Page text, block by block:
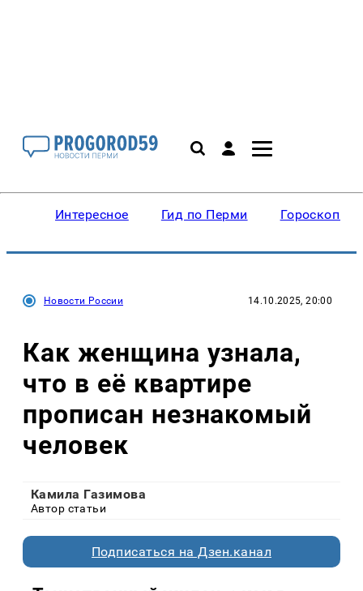
Интересное Гид по Перми Гороскопы
Новости России 14.10.2025, 20:00
Как женщина узнала,
что в её квартире
прописан незнакомый
человек
Камила Газимова
Автор статьи
Подписаться на Дзен.канал